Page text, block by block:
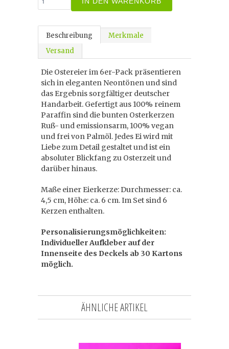
Beschreibung
Merkmale
Versand
Die Ostereier im 6er-Pack präsentieren
sich in eleganten Neontönen und sind
das Ergebnis sorgfältiger deutscher
Handarbeit. Gefertigt aus 100% reinem
Paraffin sind die bunten Osterkerzen
Ruß- und emissionsarm, 100% vegan
und frei von Palmöl. Jedes Ei wird mit
Liebe zum Detail gestaltet und ist ein
absoluter Blickfang zu Osterzeit und
darüber hinaus.
Maße einer Eierkerze: Durchmesser: ca.
4,5 cm, Höhe: ca. 6 cm. Im Set sind 6
Kerzen enthalten.
Personalisierungsmöglichkeiten:
Individueller Aufkleber auf der
Innenseite des Deckels ab 30 Kartons
möglich.
ÄHNLICHE ARTIKEL